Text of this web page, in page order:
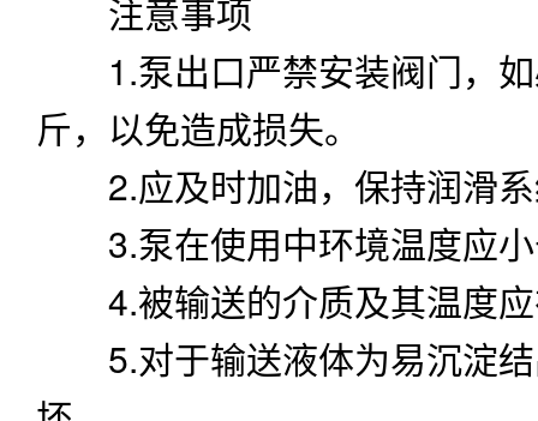
注意事项
1.泵出口严禁安装阀门，如
斤，以免造成损失。
2.应及时加油，保持润滑系
3.泵在使用中环境温度应
4.被输送的介质及其温度应
5.对于输送液体为易沉淀结